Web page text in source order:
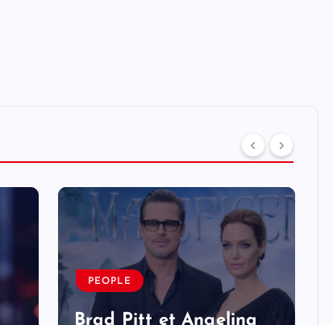
PEOPLE
Brad Pitt et Angelina